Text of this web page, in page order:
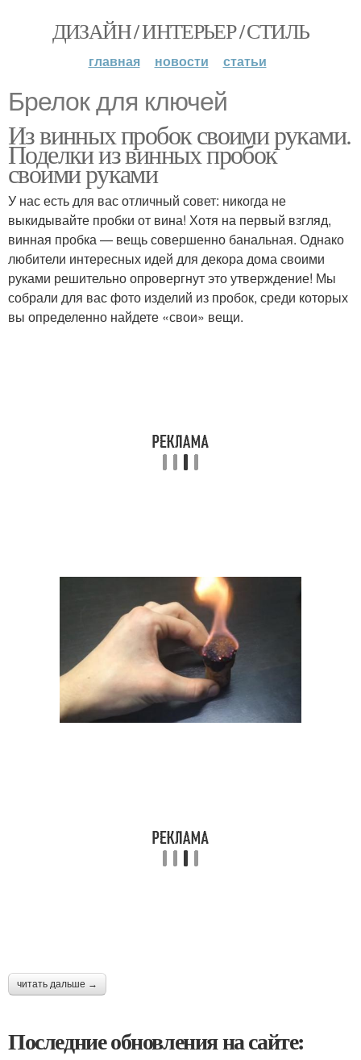
ДИЗАЙН / ИНТЕРЬЕР / СТИЛЬ
главная новости статьи
Брелок для ключей
Из винных пробок своими руками.
Поделки из винных пробок
своими руками
У нас есть для вас отличный совет: никогда не
выкидывайте пробки от вина! Хотя на первый взгляд,
винная пробка — вещь совершенно банальная. Однако
любители интересных идей для декора дома своими
руками решительно опровергнут это утверждение! Мы
собрали для вас фото изделий из пробок, среди которых
вы определенно найдете «свои» вещи.
читать дальше →
Последние обновления на сайте: